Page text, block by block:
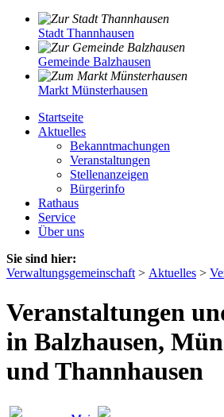
Stadt Thannhausen
Gemeinde Balzhausen
Markt Münsterhausen
Startseite
Aktuelles
Bekanntmachungen
Veranstaltungen
Stellenanzeigen
Bürgerinfo
Rathaus
Service
Über uns
Sie sind hier:
Verwaltungsgemeinschaft > Aktuelles >
Veranstaltungen
in Balzhausen,
und Thannhausen